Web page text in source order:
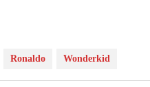
Ronaldo Wonderkid